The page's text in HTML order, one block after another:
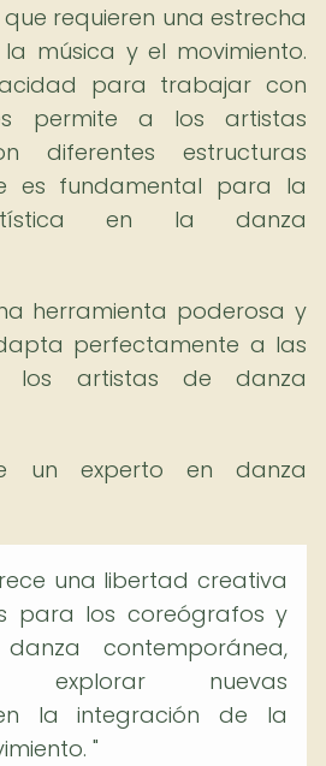
requieren una estrecha
música y el movimiento.
para trabajar con
permite a los artistas
diferentes estructuras
es fundamental para la
en la danza
herramienta poderosa y
perfectamente a las
los artistas de danza
un experto en danza
una libertad creativa
para los coreógrafos y
contemporánea,
explorar nuevas
la integración de la
"